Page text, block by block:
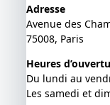
Adresse
Avenue des
75008, Paris
Heures
Du lundi au
Les samedi et